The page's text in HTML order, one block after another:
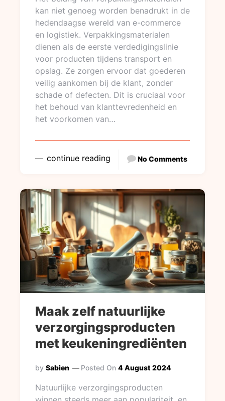
kan niet genoeg worden benadrukt in de
hedendaagse wereld van e-commerce
en logistiek. Verpakkingsmaterialen
dienen als de eerste verdedigingslinie
voor producten tijdens transport en
opslag. Ze zorgen ervoor dat goederen
veilig aankomen bij de klant, zonder
schade of defecten. Dit is cruciaal voor
het behoud van klanttevredenheid en
het voorkomen van…
continue reading No Comments
Maak zelf natuurlijke
verzorgingsproducten
met keukeningrediënten
by Sabien Posted On 4 August 2024
Natuurlijke verzorgingsproducten